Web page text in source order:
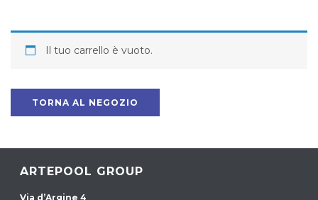
Il tuo carrello è vuoto.
TORNA AL NEGOZIO
ARTEPOOL GROUP
Via d’Argine 4